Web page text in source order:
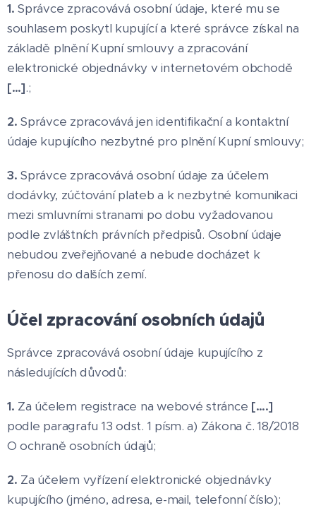
1.Správce zpracovává osobní údaje, které mu se
souhlasem poskytl kupující a které správce získal na
základě plnění Kupní smlouvy a zpracování
elektronické objednávky v internetovém obchodě
[…].;
2. Správce zpracovává jen identifikační a kontaktní
údaje kupujícího nezbytné pro plnění Kupní smlouvy;
3.Správce zpracovává osobní údaje za účelem
dodávky, zúčtování plateb a k nezbytné komunikaci
mezi smluvními stranami po dobu vyžadovanou
podle zvláštních právních předpisů. Osobní údaje
nebudou zveřejňované a nebude docházet k
přenosu do dalších zemí.
Účel zpracování osobních údajů
Správce zpracovává osobní údaje kupujícího z
následujících důvodů:
1. Za účelem registrace na webové stránce [….]
podle paragrafu 13 odst. 1 písm. a) Zákona č. 18/2018
O ochraně osobních údajů;
2. Za účelem vyřízení elektronické objednávky
kupujícího (jméno, adresa, e-mail, telefonní číslo);